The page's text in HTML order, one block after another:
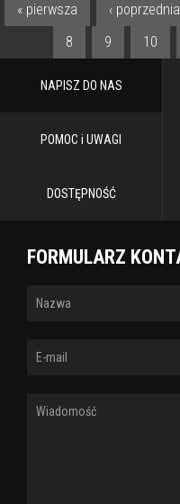
STRONY
« pierwsza ‹ poprzednia
8
9 10
NAPISZ DO NAS
POMOC i UWAGI
DOSTĘPNOŚĆ
FORMULARZ